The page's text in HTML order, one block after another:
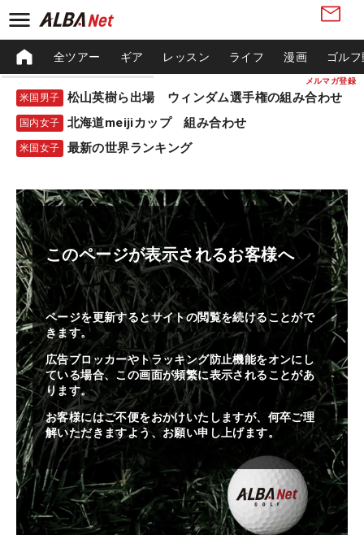
メルマガ登録
全ツアー ギア レッスン ライフ 漫画 ゴル
米国男子 松山英樹ら出場 ウィンダム選手権の組み合わせ
国内女子 北海道meijiカップ 組み合わせ
米国女子 最新の世界ランキング
このページが表示されるお客様へ
ページを更新するとサイトの閲覧を続けることがで
きます。
広告ブロッカーやトラッキング防止機能をオンにし
ている場合、この画面が頻繁に表示されることがあ
ります。
お客様にはご不便をおかけいたしますが、何卒ご理
解いただきますよう、お願い申し上げます。